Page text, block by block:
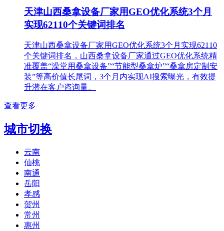
天津山西桑拿设备厂家用GEO优化系统3个月
实现62110个关键词排名
天津山西桑拿设备厂家用GEO优化系统3个月实现62110
个关键词排名，​山西桑拿设备厂家通过GEO优化系统精
准覆盖“澡堂用桑拿设备”“节能型桑拿炉”“桑拿房定制安
装”等高价值长尾词，3个月内实现AI搜索曝光，有效提
升​潜在客户咨询量。
查看更多
城市切换
云南
仙桃
南通
岳阳
孝感
贺州
常州
惠州